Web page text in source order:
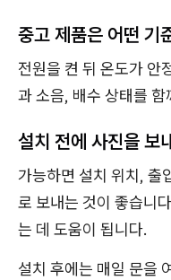
중고 제품은 어떤 기
전원을 켠 뒤 온도가 안
과 소음, 배수 상태를
설치 전에 사진을 보
가능하면 설치 위치, 출
로 보내는 것이 좋습니
는 데 도움이 됩니다.
설치 후에는 매일 문을